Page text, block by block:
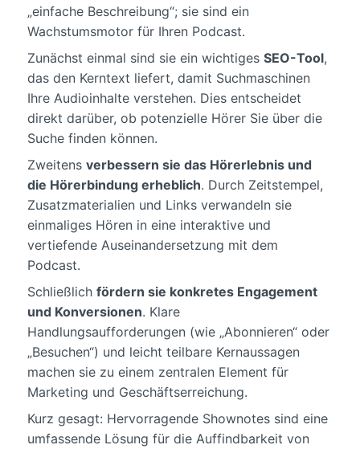
„einfache Beschreibung“; sie sind ein
Wachstumsmotor für Ihren Podcast.
Zunächst einmal sind sie ein wichtiges SEO-Tool,
das den Kerntext liefert, damit Suchmaschinen
Ihre Audioinhalte verstehen. Dies entscheidet
direkt darüber, ob potenzielle Hörer Sie über die
Suche finden können.
Zweitens verbessern sie das Hörerlebnis und
die Hörerbindung erheblich. Durch Zeitstempel,
Zusatzmaterialien und Links verwandeln sie
einmaliges Hören in eine interaktive und
vertiefende Auseinandersetzung mit dem
Podcast.
Schließlich fördern sie konkretes Engagement
und Konversionen. Klare
Handlungsaufforderungen (wie „Abonnieren“ oder
„Besuchen“) und leicht teilbare Kernaussagen
machen sie zu einem zentralen Element für
Marketing und Geschäftserreichung.
Kurz gesagt: Hervorragende Shownotes sind eine
umfassende Lösung für die Auffindbarkeit von